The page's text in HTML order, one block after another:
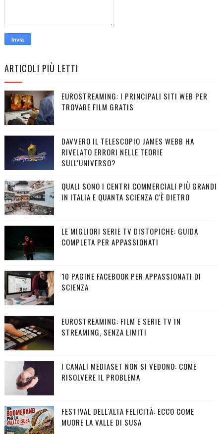
ARTICOLI PIÙ LETTI
EUROSTREAMING: I PRINCIPALI SITI WEB PER
TROVARE FILM GRATIS
DAVVERO IL TELESCOPIO JAMES WEBB HA
RIVELATO ERRORI NELLE TEORIE
SULL'UNIVERSO?
QUALI SONO I CENTRI COMMERCIALI PIÙ GRANDI
IN ITALIA E QUANTA SCIENZA C'È DIETRO
LE MIGLIORI SERIE TV DISTOPICHE: GUIDA
COMPLETA PER APPASSIONATI
10 PAGINE FACEBOOK PER APPASSIONATI DI
SCIENZA
EUROSTREAMING: FILM E SERIE TV IN
STREAMING, SENZA LIMITI
I CANALI MEDIASET NON SI VEDONO: COME
RISOLVERE IL PROBLEMA
FESTIVAL DELL'ALTA FELICITÀ: ECCO COME
MUORE LA VALLE DI SUSA